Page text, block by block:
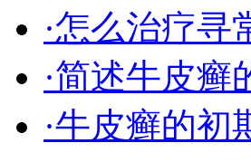
·怎么治疗寻
·简述牛皮癣
·牛皮癣的初